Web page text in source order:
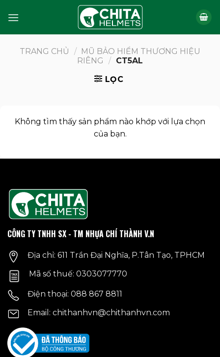
qua
TRANG CHỦ
/
MŨ BẢO HIỂM THƯƠNG HIỆU
RIÊNG
/ CT5AL
LỌC
Không tìm thấy sản phẩm nào khớp với lựa chọn
của bạn.
CÔNG TY TNHH SX - TM NHỰA CHÍ THÀNH V.N
Địa chỉ: 611 Trần Đại Nghĩa, P.Tân Tạo, TPHCM
Mã số thuế: 0303077770
Điện thoại: 088 867 8811
Email: chithanhvn@chithanhvn.com